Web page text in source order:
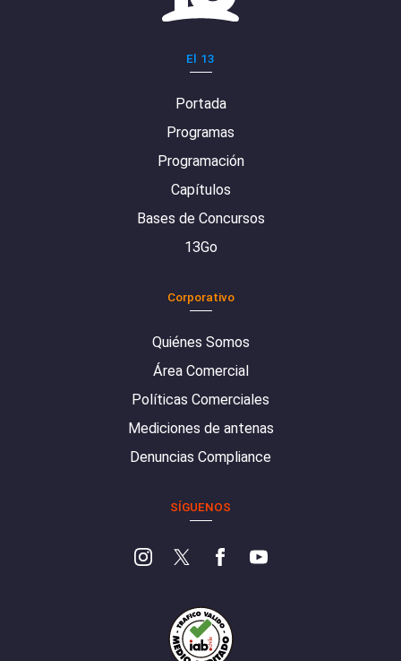
El 13
Portada
Programas
Programación
Capítulos
Bases de Concursos
13Go
Corporativo
Quiénes Somos
Área Comercial
Políticas Comerciales
Mediciones de antenas
Denuncias Compliance
SÍGUENOS